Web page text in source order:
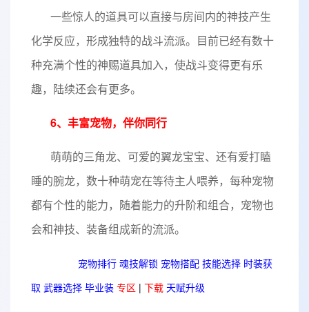
一些惊人的道具可以直接与房间内的神技产生
化学反应，形成独特的战斗流派。目前已经有数十
种充满个性的神赐道具加入，使战斗变得更有乐
趣，陆续还会有更多。
6、丰富宠物，伴你同行
萌萌的三角龙、可爱的翼龙宝宝、还有爱打瞌
睡的腕龙，数十种萌宠在等待主人喂养，每种宠物
都有个性的能力，随着能力的升阶和组合，宠物也
会和神技、装备组成新的流派。
宠物排行 魂技解锁 宠物搭配 技能选择 时装获
取 武器选择 毕业装 专区 | 下载 天赋升级